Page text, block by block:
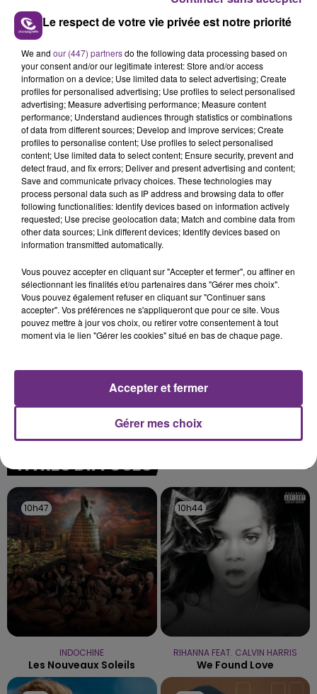
Châlons plage
FIL D'ACTUS
UN FEU DE REMORQUE BLOQUE LA
CIRCULATION DANS LES ARDENNES
Un feu de remorque s'est déclaré ce mercredi en
VENEZ FÊTER CE WEEK-END
Ce samedi 8 août sera un grand jour :
l'anniversaire du plus gros sanglier du monde.
conviés !
TITRES DIFFUSÉS
10h47
10h47
INDOCHINE
Les Nouveaux Soleils
10h44
10h44
RIHANNA FEAT. CALVIN HARRIS
We Found Love
Le respect de votre vie privée est notre priorité
We and our (447) partnersdo the following data processing based on
your consent and/or our legitimate interest: Store and/or access
information on a device; Use limited data to select advertising; Create
profiles for personalised advertising; Use profiles to select personalised
advertising; Measure advertising performance; Measure content
performance; Understand audiences through statistics or combinations
of data from different sources; Develop and improve services; Create
profiles to personalise content; Use profiles to select personalised
content; Use limited data to select content; Ensure security, prevent and
detect fraud, and fix errors; Deliver and present advertising and content;
Save and communicate privacy choices. These technologies may
process personal data such as IP address and browsing data to offer
following functionalities: Identify devices based on information actively
requested; Use precise geolocation data; Match and combine data from
other data sources; Link different devices; Identify devices based on
information transmitted automatically.
Vous pouvez accepter en cliquant sur "Accepter et fermer", ou affiner en
sélectionnant les finalités et/ou partenaires dans "Gérer mes choix".
Vous pouvez également refuser en cliquant sur "Continuer sans
accepter". Vos préférences ne s'appliqueront que pour ce site. Vous
pouvez mettre à jour vos choix, ou retirer votre consentement à tout
moment via le lien "Gérer les cookies" situé en bas de chaque page.
Gérer mes choix
Accepter et fermer